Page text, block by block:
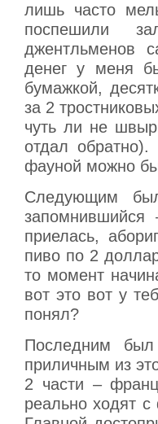
лишь часто
поспешили
джентльменов
денег у меня
бумажкой,
за 2
чуть ли не
отдал
фауной можно
Следующим
запомнившийся
приелась,
пиво по 2
то момент
вот это вот у
понял?
Последним
приличным из
2 части –
реально ходят